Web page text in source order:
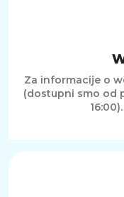
Za informacije o
(dostupni smo od